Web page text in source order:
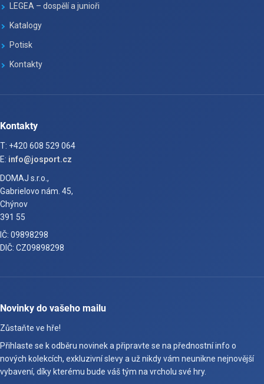
LEGEA – dospělí a junioři
Katalogy
Potisk
Kontakty
Kontakty
T: +420 608 529 064
E: info@josport.cz
DOMAJ s.r.o.,
Gabrielovo nám. 45,
Chýnov
391 55
IČ: 09898298
DIČ: CZ09898298
Novinky do vašeho mailu
Zůstaňte ve hře!
Přihlaste se k odběru novinek a připravte se na přednostní info o
nových kolekcích, exkluzivní slevy a už nikdy vám neunikne nejnovější
vybavení, díky kterému bude váš tým na vrcholu své hry.